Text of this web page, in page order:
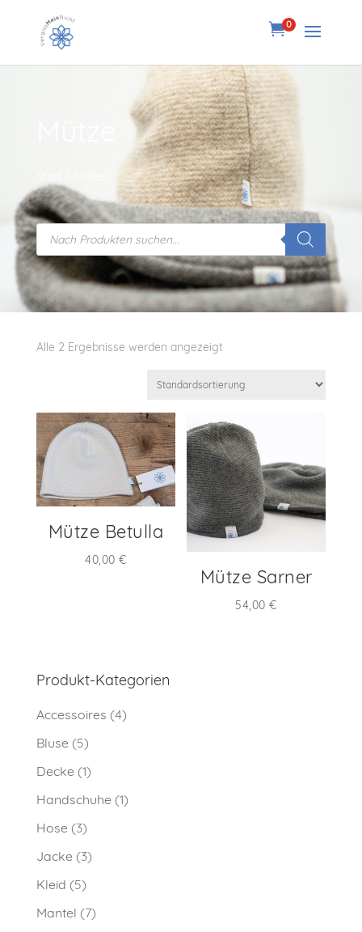
0
Products
search
Alle 2 Ergebnisse werden angezeigt
Mütze Betulla
40,00€
Mütze Sarner
54,00€
Produkt-Kategorien
Accessoires (4)
Bluse (5)
Decke (1)
Handschuhe (1)
Hose (3)
Jacke (3)
Kleid (5)
Mantel (7)